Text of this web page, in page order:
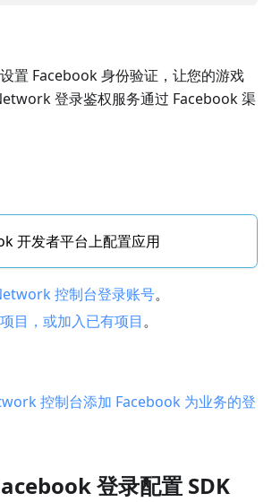
置 Facebook 身份验证，让您的游戏
登录鉴权服务通过 Facebook 渠
开发者平台上配置应用
控制台登录账号。
目，或加入已有项目。
控制台添加 Facebook 为业务的登
登录配置 SDK